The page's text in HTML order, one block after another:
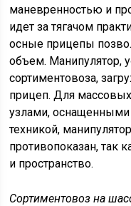
маневренностью и
идет за тягачом
осные прицепы
объем. Манипулятор,
сортиментовоза,
прицеп. Для
узлами,
техникой,
противопоказан, так
и пространство.
Сортиментовоз на